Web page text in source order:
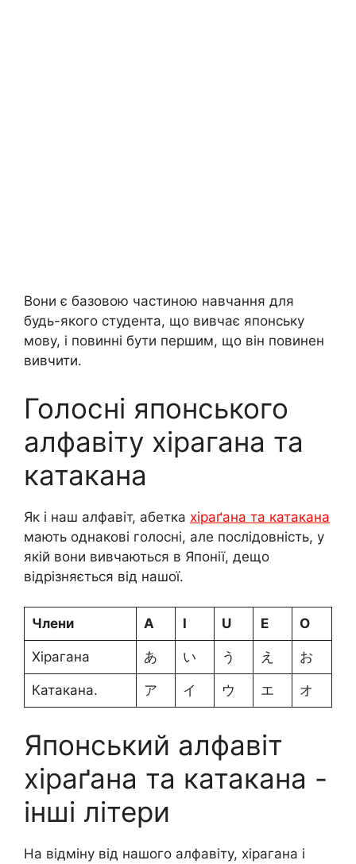
Вони є базовою частиною навчання для
будь-якого студента, що вивчає японську
мову, і повинні бути першим, що він повинен
вивчити.
Голосні японського
алфавіту хірагана та
катакана
Як і наш алфавіт, абетка хіраґана та катакана
мають однакові голосні, але послідовність, у
якій вони вивчаються в Японії, дещо
відрізняється від нашої.
Члени A I U E O
Хірагана あ い う え お
Катакана. ア イ ウ エ オ
Японський алфавіт
хіраґана та катакана -
інші літери
На відміну від нашого алфавіту, хірагана і